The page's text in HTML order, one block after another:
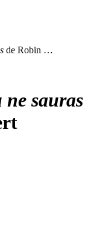
de Robin …
ne sauras